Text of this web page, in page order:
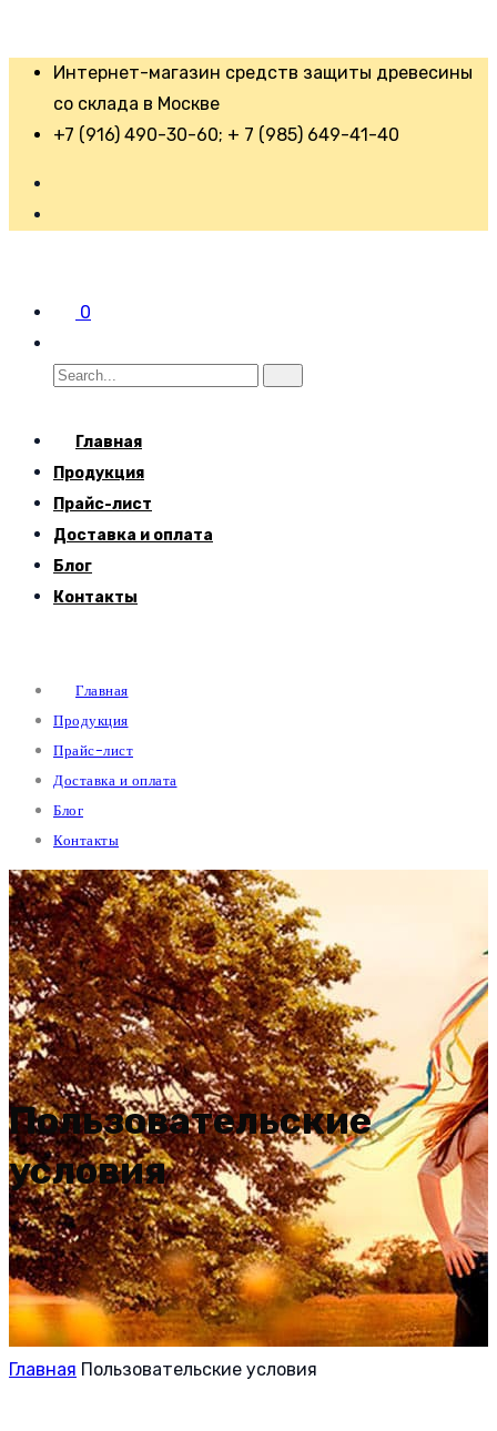
Интернет-магазин средств защиты древесины
со склада в Москве
+7 (916) 490-30-60; + 7 (985) 649-41-40
0
Главная
Продукция
Прайс-лист
Доставка и оплата
Блог
Контакты
Главная
Продукция
Прайс-лист
Доставка и оплата
Блог
Контакты
Пользовательские
условия
Главная Пользовательские условия